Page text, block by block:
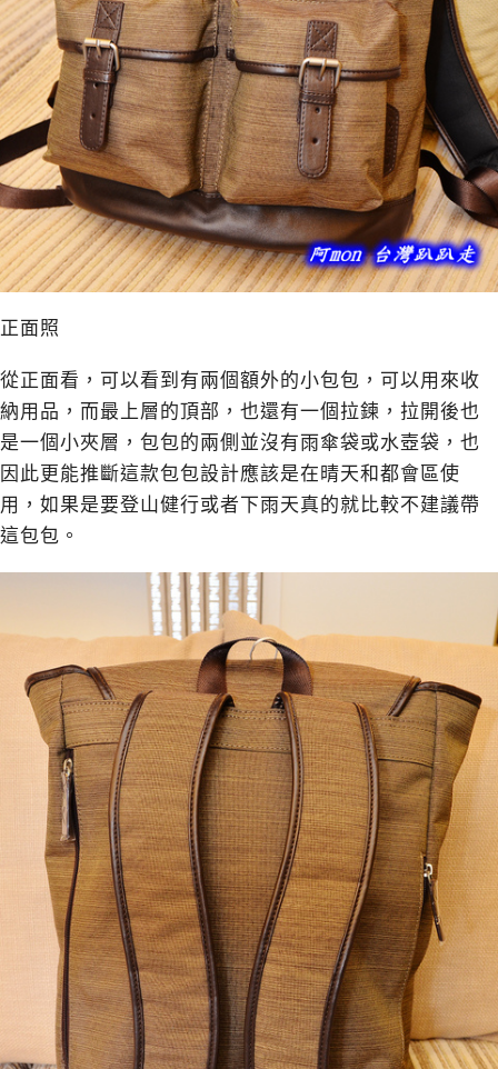
正面照
從正面看，可以看到有兩個額外的小包包，可以用來收
納用品，而最上層的頂部，也還有一個拉鍊，拉開後也
是一個小夾層，包包的兩側並沒有雨傘袋或水壺袋，也
因此更能推斷這款包包設計應該是在晴天和都會區使
用，如果是要登山健行或者下雨天真的就比較不建議帶
這包包。